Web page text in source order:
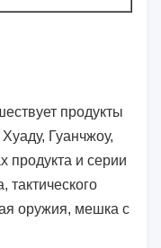
продукты
Гуанчжоу,
продукта и серии
оружия, мешка с